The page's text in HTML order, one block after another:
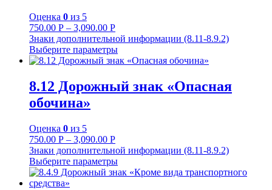
Оценка 0 из 5
750.00 Р – 3,090.00 Р
Знаки дополнительной информации (8.11-8.9.2)
Выберите параметры
8.12 Дорожный знак «Опасная
обочина»
Оценка 0 из 5
750.00 Р – 3,090.00 Р
Знаки дополнительной информации (8.11-8.9.2)
Выберите параметры